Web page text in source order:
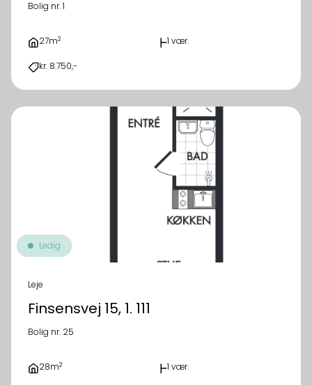
Bolig nr. 1
27m2 1 vær.
kr. 8.750,-
Ledig
Leje
Finsensvej 15, 1. 111
Bolig nr. 25
28m2 1 vær.